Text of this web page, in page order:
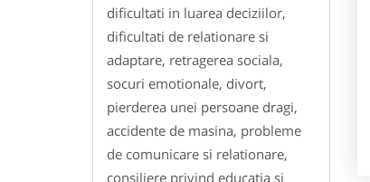
dificultati in luarea deciziilor,
dificultati de relationare si
adaptare, retragerea sociala,
socuri emotionale, divort,
pierderea unei persoane dragi,
accidente de masina, probleme
de comunicare si relationare,
consiliere privind educatia si